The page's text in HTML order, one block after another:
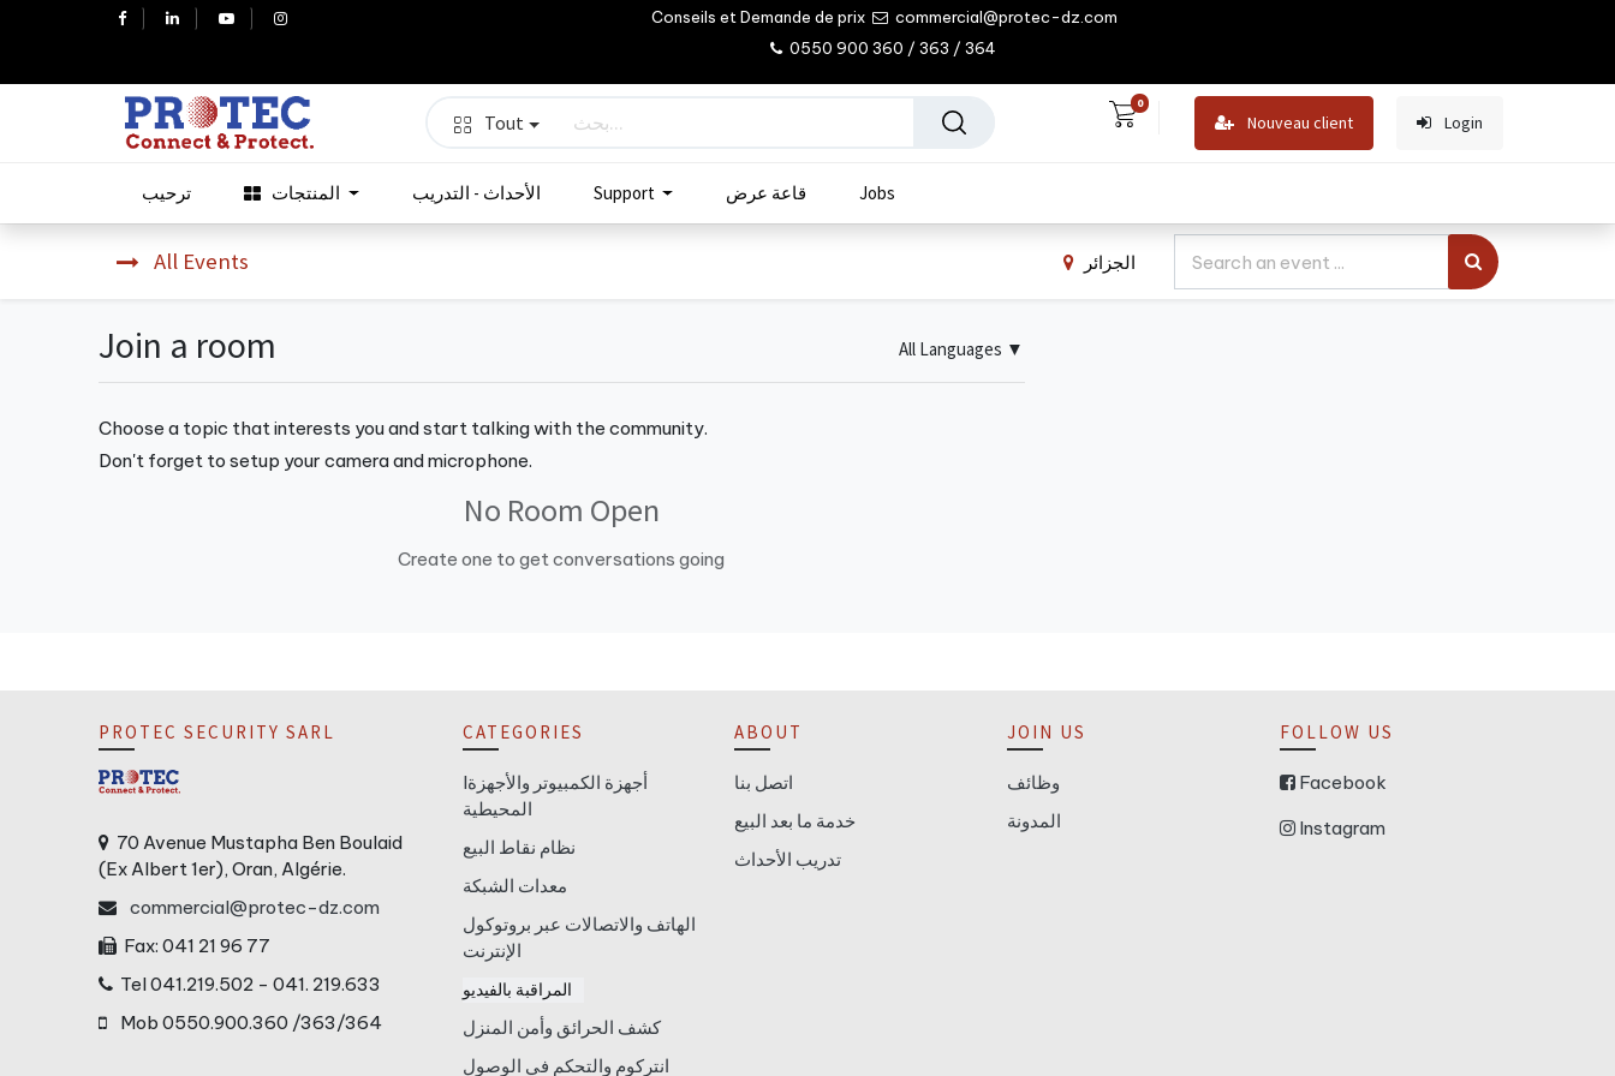
Conseils et Demande de prix
commercial@protec-dz.com
0550 900 360 / 363 / 364
Tout
0
Nouveau client Login
ترحيب المنتجات الأحداث - التدريب Support قاعة عرض Jobs
All Events الجزائر
Join a room All Languages ▼
Choose a topic that interests you and start talking with the community.
Don't forget to setup your camera and microphone.
No Room Open
Create one to get conversations going
PROTEC SECURITY SARL
70 Avenue Mustapha Ben Boulaid
(Ex Albert 1er), Oran, Algérie.
commercial@protec-dz.com
Fax: 041 21 96 77
Tel 041.219.502 - 041. 219.633
Mob 0550.900.360 /363/364
CATEGORIES
Iأجهزة الكمبيوتر والأجهزة
المحيطية
نظام نقاط البيع
معدات الشبكة
الهاتف والاتصالات عبر بروتوكول
الإنترنت
المراقبة بالفيديو
كشف الحرائق وأمن المنزل
انتركوم والتحكم في الوصول
ABOUT
اتصل بنا
خدمة ما بعد البيع
تدريب الأحداث
JOIN US
وظائف
المدونة
FOLLOW US
Facebook
Instagram